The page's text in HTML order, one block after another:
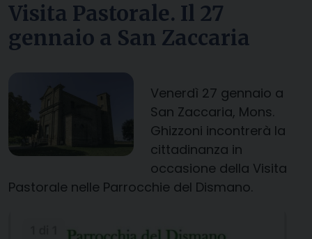
Visita Pastorale. Il 27
gennaio a San Zaccaria
Venerdì 27 gennaio a
San Zaccaria, Mons.
Ghizzoni incontrerà la
cittadinanza in
occasione della Visita
Pastorale nelle Parrocchie del Dismano.